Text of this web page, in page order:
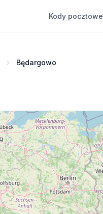
Kody pocztowe
Będargowo